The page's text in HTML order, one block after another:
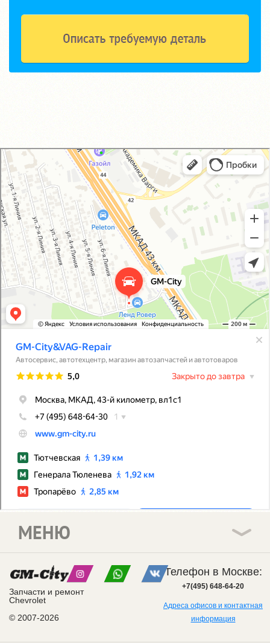
GM-City&VAG-Repair
Автосервис, автотехцентр в Москве
Магазин автозапчастей и автотоваров в Москве
Запчасти и ремонт
Chevrolet
© 2007-2026
МЕНЮ
Телефон в Москве:
+7(495) 648-64-20
Адреса офисов и контактная
информация